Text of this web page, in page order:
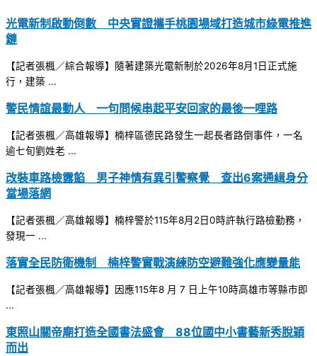
光電新制啟動倒數 中央實證攜手桃園場域打造城市綠電推進
鏈
【記者張楓／綜合報導】隨著建築光電新制於2026年8月1日正式施
行，建築 ...
警民情誼最動人 一句問候串起平安回家的最後一哩路
【記者張楓／高雄報導】楠梓區德民路發生一起長者路倒事件，一名
逾七旬劉姓老 ...
改裝車路檢露餡 男子神情有異引警察覺 查出6案通緝身分
當場落網
【記者張楓／高雄報導】楠梓警於115年8月2日0時許執行路檢勤務，
發現一 ...
落實全民防衛機制 楠梓警實戰演練防空避難強化應變量能
【記者張楓／高雄報導】因應115年8 月 7 日上午10時高雄市等縣市即
...
東照山關帝廟打造全國書法盛會 88位國中小書藝新秀脫穎
而出